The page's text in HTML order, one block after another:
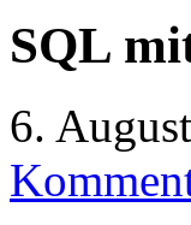
SQL
6.